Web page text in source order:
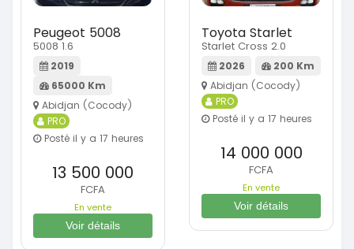
Peugeot 5008
5008 1.6
2019
65000 Km
Abidjan (Cocody)
PRO
Posté il y a 17 heures
13 500 000
FCFA
En vente
Voir détails
Toyota Starlet
Starlet Cross 2.0
2026
200 Km
Abidjan (Cocody)
PRO
Posté il y a 17 heures
14 000 000
FCFA
En vente
Voir détails